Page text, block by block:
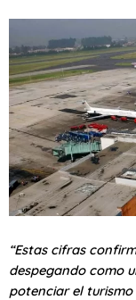
“Estas cifras
despegando como
potenciar el